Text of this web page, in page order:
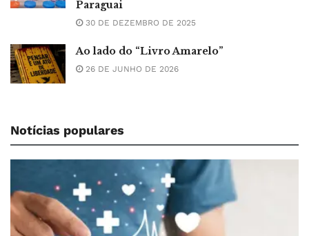
Paraguai
30 DE DEZEMBRO DE 2025
Ao lado do “Livro Amarelo”
26 DE JUNHO DE 2026
Notícias populares